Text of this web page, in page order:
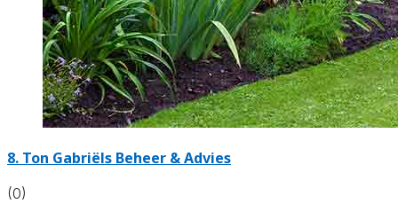
8. Ton Gabriëls Beheer & Advies
(0)